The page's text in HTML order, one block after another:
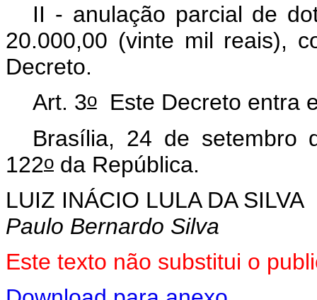
II - anulação parcial de
20.000,00 (vinte mil reais),
Decreto.
Art. 3oEste Decreto entra
Brasília, 24 de setembro
122o da República.
LUIZ INÁCIO LULA DA SILVA
Paulo Bernardo Silva
Este texto não substitui o